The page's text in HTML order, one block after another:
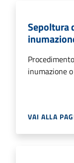
Sepoltura
inumazione
VAI ALLA